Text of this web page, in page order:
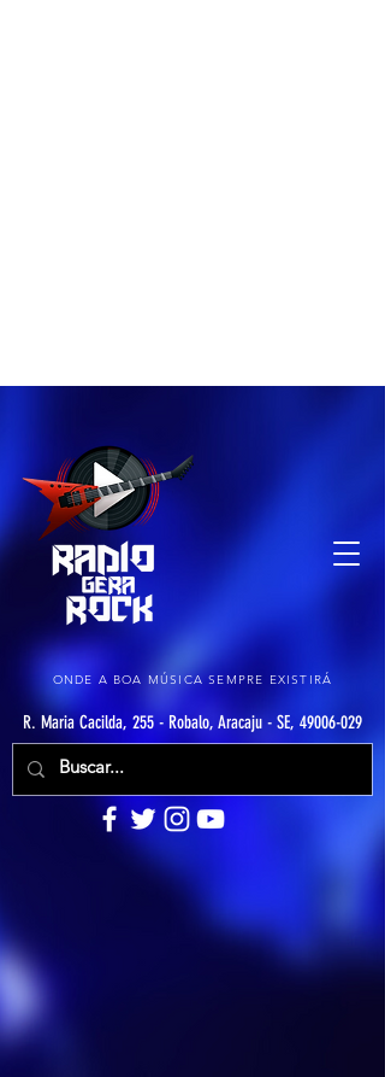
ONDE A BOA MÚSICA SEMPRE EXISTIRÁ
R. Maria Cacilda, 255 - Robalo, Aracaju - SE, 49006-029